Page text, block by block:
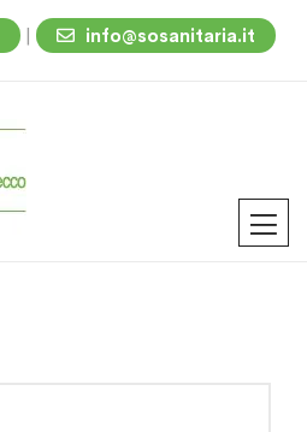
| info@sosanitaria.it